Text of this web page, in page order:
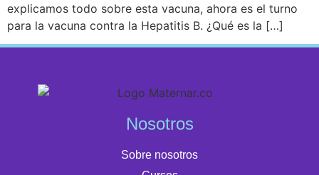
explicamos todo sobre esta vacuna, ahora es el turno
para la vacuna contra la Hepatitis B. ¿Qué es la […]
Nosotros
Sobre nosotros